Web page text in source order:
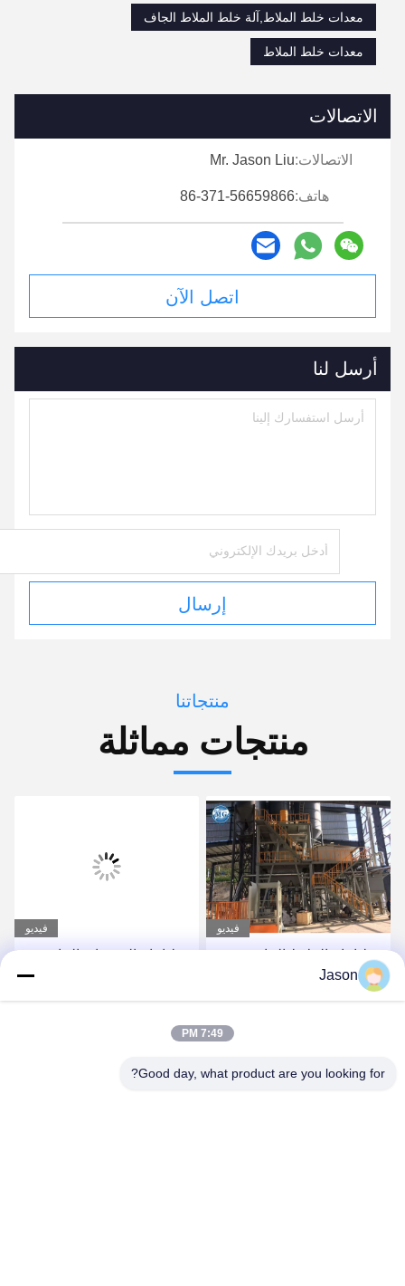
معدات خلط الملاط,آلة خلط الملاط الجاف
معدات خلط الملاط
الاتصالات
الاتصالات:Mr. Jason Liu
هاتف:86-371-56659866
اتصل الآن
أرسل لنا
إرسال
منتجاتنا
منتجات مماثلة
فيديو
خط إنتاج الملاط الجاف
الأوتوماتيكي بالكامل مع
نظام روبوت / منصات نقالة
فيديو
خط إنتاج الخرسانة الجافة
ذات الاستثمار المنخفض خط
إنتاج الصفائح السيرامية
Jason
7:49 PM
Good day, what product are you looking for?